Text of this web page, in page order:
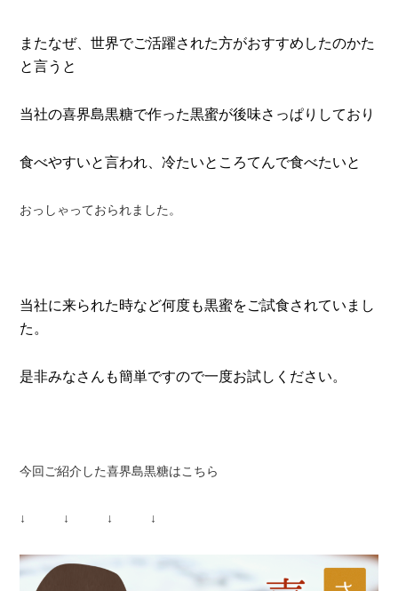
またなぜ、世界でご活躍された方がおすすめしたのかた
と言うと
当社の喜界島黒糖で作った黒蜜が後味さっぱりしており
食べやすいと言われ、冷たいところてんで食べたいと
おっしゃっておられました。
当社に来られた時など何度も黒蜜をご試食されていまし
た。
是非みなさんも簡単ですので一度お試しください。
今回ご紹介した喜界島黒糖はこちら
↓ ↓ ↓ ↓